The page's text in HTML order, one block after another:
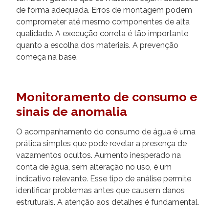
de forma adequada. Erros de montagem podem
comprometer até mesmo componentes de alta
qualidade. A execução correta é tão importante
quanto a escolha dos materiais. A prevenção
começa na base.
Monitoramento de consumo e
sinais de anomalia
O acompanhamento do consumo de água é uma
prática simples que pode revelar a presença de
vazamentos ocultos. Aumento inesperado na
conta de água, sem alteração no uso, é um
indicativo relevante. Esse tipo de análise permite
identificar problemas antes que causem danos
estruturais. A atenção aos detalhes é fundamental.